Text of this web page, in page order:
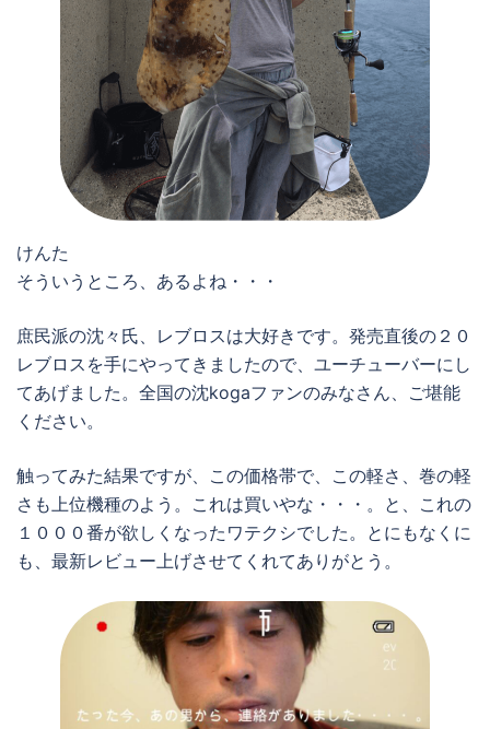
けんた
そういうところ、あるよね・・・
庶民派の沈々氏、レブロスは大好きです。発売直後の２０
レブロスを手にやってきましたので、ユーチューバーにし
てあげました。全国の沈kogaファンのみなさん、ご堪能
ください。
触ってみた結果ですが、この価格帯で、この軽さ、巻の軽
さも上位機種のよう。これは買いやな・・・。と、これの
１０００番が欲しくなったワテクシでした。とにもなくに
も、最新レビュー上げさせてくれてありがとう。